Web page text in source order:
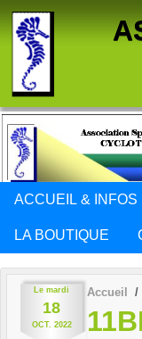
ACCUEIL & INFOS
LA BOUTIQUE
Le mardi
18
OCT. 2022
Accueil
Panneau de gestion